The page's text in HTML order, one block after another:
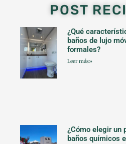
POST
¿Qué
baños de lujo
formales?
Leer más»
¿Cómo elegir un
baños químicos